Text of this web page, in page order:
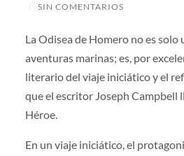
/ SIN COMENTARIOS
La Odisea de Homero no es solo
aventuras marinas; es, por
literario del viaje iniciático y el
que el escritor Joseph Campbell
Héroe.
En un viaje iniciático, el